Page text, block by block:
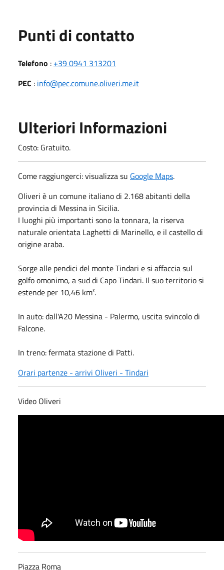
Punti di contatto
Telefono : +39 0941 313201
PEC : info@pec.comune.oliveri.me.it
Ulteriori Informazioni
Costo: Gratuito.
Come raggiungerci: visualizza su Google Maps.
Oliveri è un comune italiano di 2.168 abitanti della
provincia di Messina in Sicilia.
I luoghi più importanti sono la tonnara, la riserva
naturale orientata Laghetti di Marinello, e il castello di
origine araba.
Sorge alle pendici del monte Tindari e si affaccia sul
golfo omonimo, a sud di Capo Tindari. Il suo territorio si
estende per 10,46 km².
In auto: dall'A20 Messina - Palermo, uscita svincolo di
Falcone.
In treno: fermata stazione di Patti.
Orari partenze - arrivi Oliveri - Tindari
Video Oliveri
Piazza Roma